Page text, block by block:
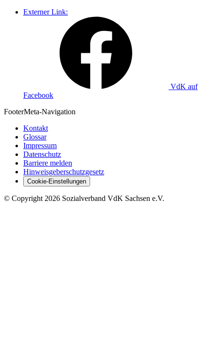
Externer Link:
VdK auf
Facebook
FooterMeta-Navigation
Kontakt
Glossar
Impressum
Datenschutz
Barriere melden
Hinweisgeberschutzgesetz
Cookie-Einstellungen
© Copyright 2026 Sozialverband VdK Sachsen e.V.